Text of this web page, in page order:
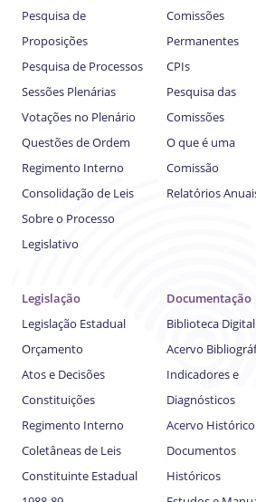
Pesquisa de
Proposições
Pesquisa de Processos
Sessões Plenárias
Votações no Plenário
Questões de Ordem
Regimento Interno
Consolidação de Leis
Sobre o Processo
Legislativo
Comissões
Permanentes
CPIs
Pesquisa das
Comissões
O que é uma
Comissão
Relatórios
Legislação
Legislação Estadual
Orçamento
Atos e Decisões
Constituições
Regimento Interno
Coletâneas de Leis
Constituinte Estadual
Documentação
Biblioteca Digital
Acervo
Indicadores e
Diagnósticos
Acervo Histórico
Documentos
Históricos